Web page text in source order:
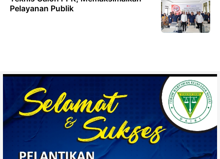
Pelayanan Publik